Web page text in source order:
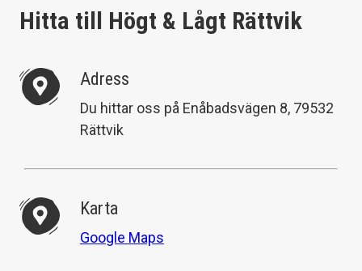
Hitta till Högt & Lågt Rättvik
Adress
Du hittar oss på Enåbadsvägen 8, 79532
Rättvik
Karta
Google Maps